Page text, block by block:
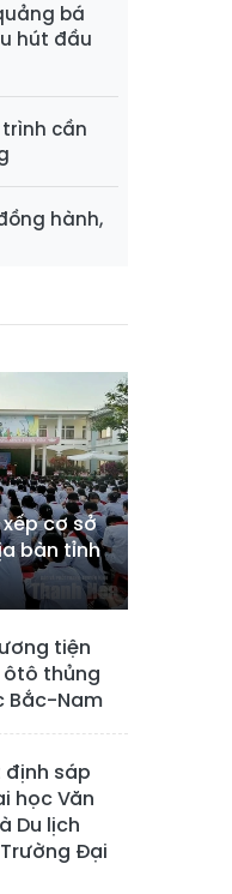
bá
hút đầu
trình cần
hành,
cơ sở
bàn tỉnh
tiện
thủng
Bắc-Nam
định sáp
học Văn
Du lịch
Đại